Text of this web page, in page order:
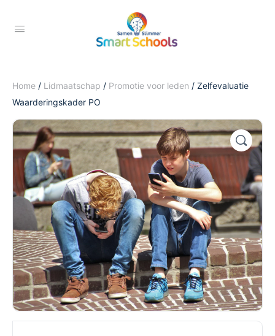
Home / Lidmaatschap / Promotie voor leden / Zelfevaluatie
Waarderingskader PO